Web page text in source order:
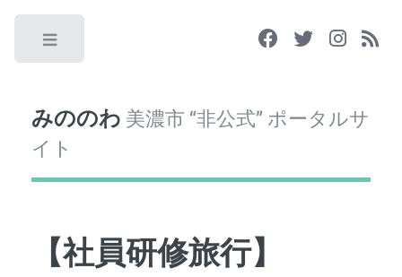
みののわ 美濃市 “非公式” ポータルサ
イト
【社員研修旅行】
Toggle